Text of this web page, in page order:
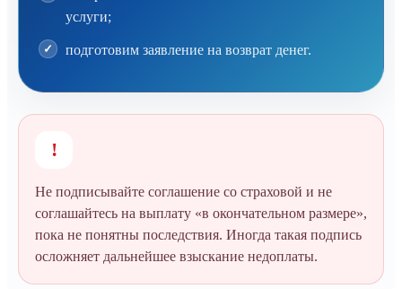
услуги;
подготовим заявление на возврат денег.
!
Не подписывайте соглашение со страховой и не
соглашайтесь на выплату «в окончательном размере»,
пока не понятны последствия. Иногда такая подпись
осложняет дальнейшее взыскание недоплаты.